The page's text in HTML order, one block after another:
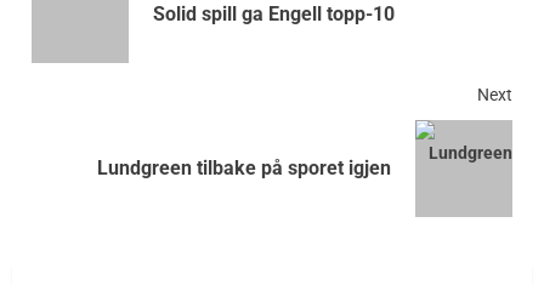
Solid spill ga Engell topp-10
Next
Lundgreen tilbake på sporet igjen